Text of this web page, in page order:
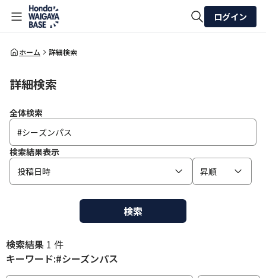
全体検索
ログイン
ホーム 詳細検索
詳細検索
全体検索
検索結果表示
投稿日時
昇順
検索
検索結果 1 件
キーワード:#シーズンパス